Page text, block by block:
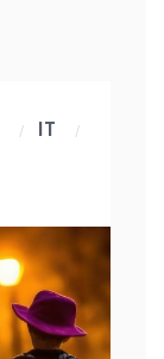
/ IT /